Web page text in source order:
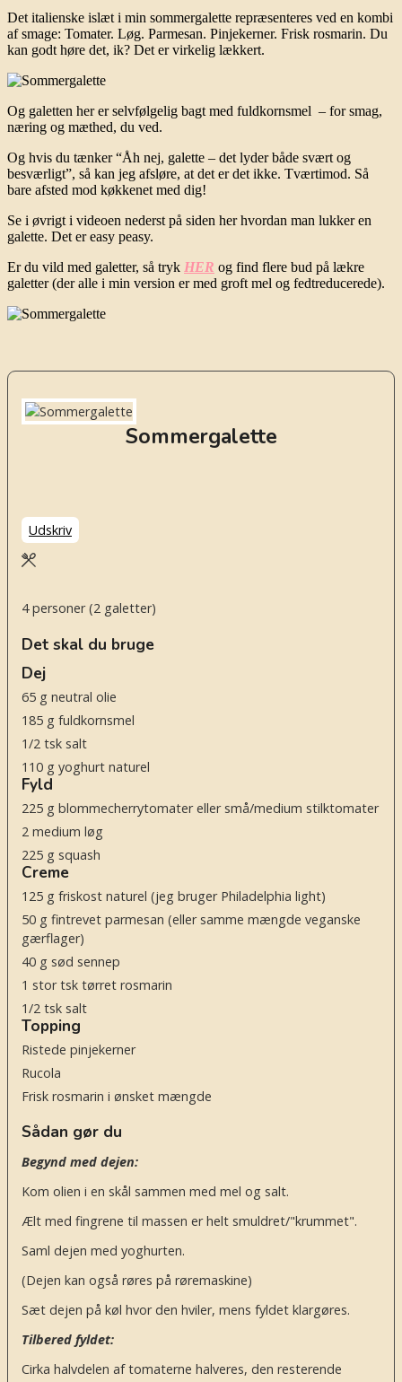
Det italienske islæt i min sommergalette repræsenteres ved en kombi
af smage: Tomater. Løg. Parmesan. Pinjekerner. Frisk rosmarin. Du
kan godt høre det, ik? Det er virkelig lækkert.
Og galetten her er selvfølgelig bagt med fuldkornsmel – for smag,
næring og mæthed, du ved.
Og hvis du tænker “Åh nej, galette – det lyder både svært og
besværligt”, så kan jeg afsløre, at det er det ikke. Tværtimod. Så
bare afsted mod køkkenet med dig!
Se i øvrigt i videoen nederst på siden her hvordan man lukker en
galette. Det er easy peasy.
Er du vild med galetter, så tryk HER og find flere bud på lækre
galetter (der alle i min version er med groft mel og fedtreducerede).
Sommergalette
Udskriv
4 personer (2 galetter)
Det skal du bruge
Dej
65 g neutral olie
185 g fuldkornsmel
1/2 tsk salt
110 g yoghurt naturel
Fyld
225 g blommecherrytomater eller små/medium stilktomater
2 medium løg
225 g squash
Creme
125 g friskost naturel (jeg bruger Philadelphia light)
50 g fintrevet parmesan (eller samme mængde veganske
gærflager)
40 g sød sennep
1 stor tsk tørret rosmarin
1/2 tsk salt
Topping
Ristede pinjekerner
Rucola
Frisk rosmarin i ønsket mængde
Sådan gør du
Begynd med dejen:
Kom olien i en skål sammen med mel og salt.
Ælt med fingrene til massen er helt smuldret/"krummet".
Saml dejen med yoghurten.
(Dejen kan også røres på røremaskine)
Sæt dejen på køl hvor den hviler, mens fyldet klargøres.
Tilbered fyldet:
Cirka halvdelen af tomaterne halveres, den resterende